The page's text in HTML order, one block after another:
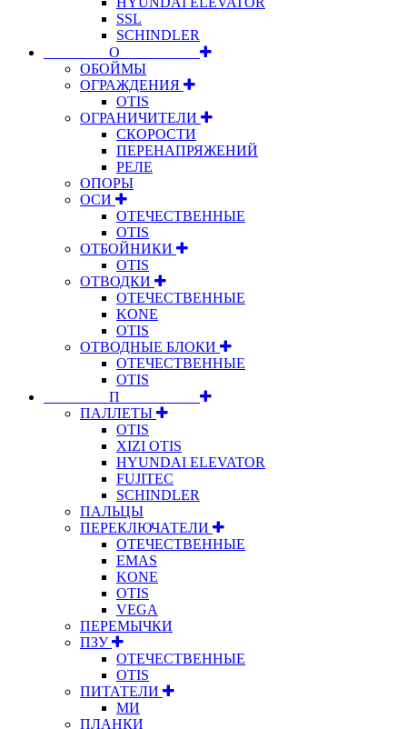
SSL
SCHINDLER
⠀⠀⠀⠀⠀⠀О⠀⠀⠀⠀⠀⠀⠀
ОБОЙМЫ
ОГРАЖДЕНИЯ
OTIS
ОГРАНИЧИТЕЛИ
СКОРОСТИ
ПЕРЕНАПРЯЖЕНИЙ
РЕЛЕ
ОПОРЫ
ОСИ
ОТЕЧЕСТВЕННЫЕ
OTIS
ОТБОЙНИКИ
OTIS
ОТВОДКИ
ОТЕЧЕСТВЕННЫЕ
KONE
OTIS
ОТВОДНЫЕ БЛОКИ
ОТЕЧЕСТВЕННЫЕ
OTIS
⠀⠀⠀⠀⠀⠀П⠀⠀⠀⠀⠀⠀⠀
ПАЛЛЕТЫ
OTIS
XIZI OTIS
HYUNDAI ELEVATOR
FUJITEC
SCHINDLER
ПАЛЬЦЫ
ПЕРЕКЛЮЧАТЕЛИ
ОТЕЧЕСТВЕННЫЕ
EMAS
KONE
OTIS
VEGA
ПЕРЕМЫЧКИ
ПЗУ
ОТЕЧЕСТВЕННЫЕ
OTIS
ПИТАТЕЛИ
МИ
ПЛАНКИ